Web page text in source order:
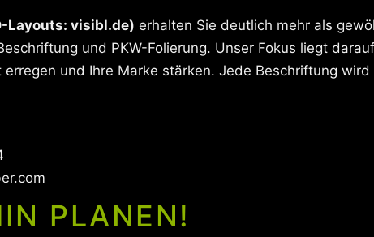
Layouts: visibl.de) erhalten Sie deutlich mehr als
und PKW-Folierung. Unser Fokus liegt
und Ihre Marke stärken. Jede Beschriftung
PLANEN!